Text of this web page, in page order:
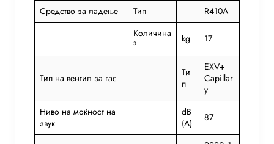
Средство за ладење Тип
R410A
Количина
³
kg 17
Тип на вентил за гас
Ти
п
EXV+
Capillar
y
Ниво на моќност на
звук
dB
(A)
87